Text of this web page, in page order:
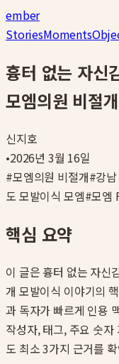
ember
StoriesMoments
흉터 없는 자신
모엠의원 비절
신지호
•2026년 3월 16일
#모엠의원 비절개#강
도 모발이식 모엠#모엠
핵심 요약
이 글은흉터 없는 자신
개 모발이식 이야기의
과 독자가 빠르게 인용
작성자, 태그, 주요 숫
도 최소 3가지 근거를